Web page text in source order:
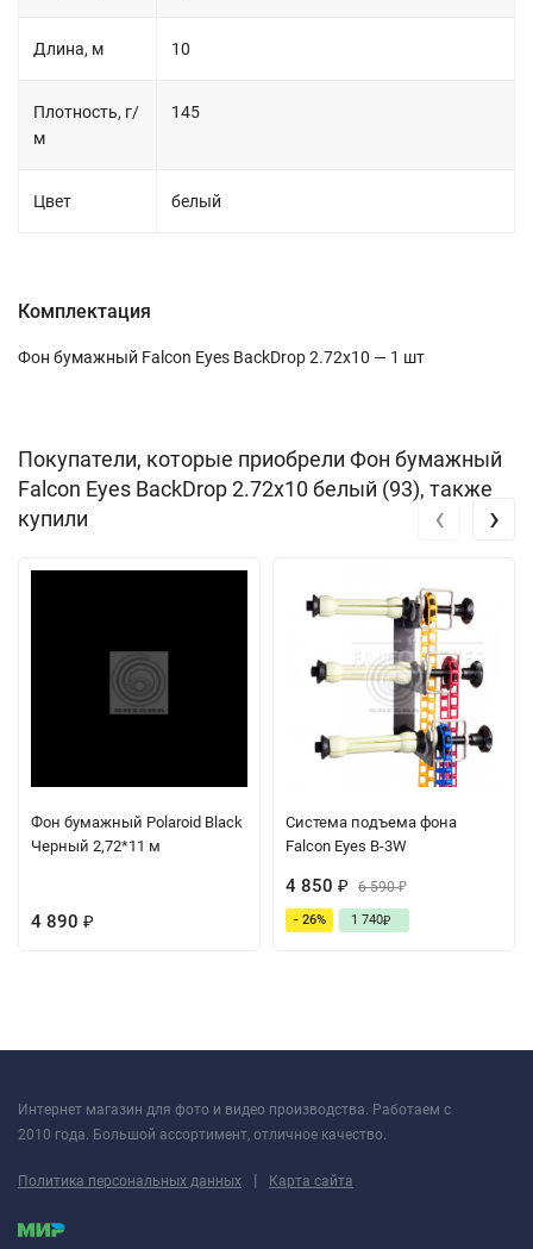
Длина, м 10
Плотность, г/
м
145
Цвет белый
Комплектация
Фон бумажный Falcon Eyes BackDrop 2.72x10 — 1 шт
Покупатели, которые приобрели Фон бумажный
Falcon Eyes BackDrop 2.72x10 белый (93), также
купили
Фон бумажный Polaroid Black
Черный 2,72*11 м
4 890 ₽
Система подъема фона
Falcon Eyes B-3W
4 850 ₽ 6 590₽
- 26% 1 740₽
‹ ›
Интернет магазин для фото и видео производства. Работаем с
2010 года. Большой ассортимент, отличное качество.
Политика персональных данных | Карта сайта